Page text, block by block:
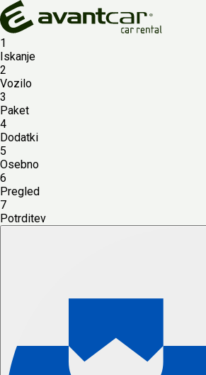
1
Iskanje
2
Vozilo
3
Paket
4
Dodatki
5
Osebno
6
Pregled
7
Potrditev